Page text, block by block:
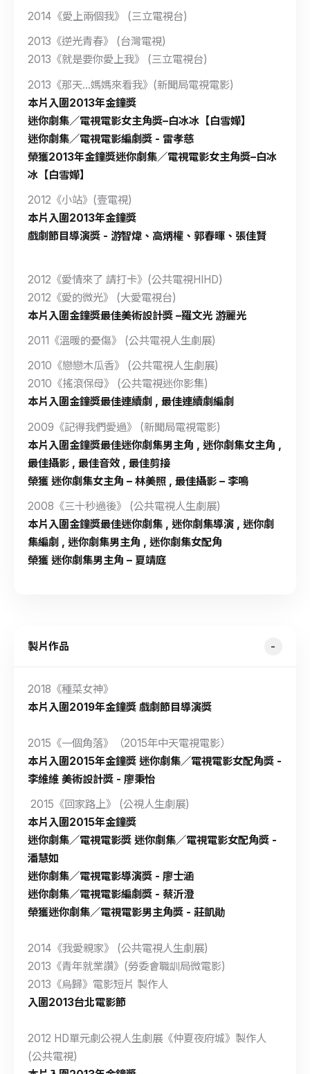
2014《愛上兩個我》 (三立電視台)
2013《逆光青春》 (台灣電視)
2013《就是要你愛上我》 (三立電視台)
2013《那天...媽媽來看我》(新聞局電視電影)
本片入圍2013年金鐘獎
迷你劇集／電視電影女主角獎–白冰冰【白雪嬅】
迷你劇集／電視電影編劇獎 - 雷孝慈
榮獲2013年金鐘獎迷你劇集／電視電影女主角獎–白冰
冰【白雪嬅】
2012《小站》(壹電視)
本片入圍2013年金鐘獎
戲劇節目導演獎 - 游智煒、高炳權、郭春暉、張佳賢
2012《愛情來了 請打卡》(公共電視HIHD)
2012《愛的微光》 (大愛電視台)
本片入圍金鐘獎最佳美術設計獎 –羅文光 游麗光
2011《溫暖的憂傷》 (公共電視人生劇展)
2010《戀戀木瓜香》 (公共電視人生劇展)
2010《搖滾保母》 (公共電視迷你影集)
本片入圍金鐘獎最佳連續劇 , 最佳連續劇編劇
2009《記得我們愛過》 (新聞局電視電影)
本片入圍金鐘獎最佳迷你劇集男主角 , 迷你劇集女主角 ,
最佳攝影 , 最佳音效 , 最佳剪接
榮獲 迷你劇集女主角 – 林美照 , 最佳攝影 – 李鳴
2008《三十秒過後》 (公共電視人生劇展)
本片入圍金鐘獎最佳迷你劇集 , 迷你劇集導演 , 迷你劇
集編劇 , 迷你劇集男主角 , 迷你劇集女配角
榮獲 迷你劇集男主角 – 夏靖庭
製片作品
2018《種菜女神》
本片入圍2019年金鐘獎 戲劇節目導演獎
2015《一個角落》（2015年中天電視電影）
本片入圍2015年金鐘獎 迷你劇集／電視電影女配角獎 -
李維維 美術設計獎 - 廖秉怡
2015《回家路上》 (公視人生劇展)
本片入圍2015年金鐘獎
迷你劇集／電視電影獎 迷你劇集／電視電影女配角獎 -
潘慧如
迷你劇集／電視電影導演獎 - 廖士涵
迷你劇集／電視電影編劇獎 - 蔡沂澄
榮獲迷你劇集／電視電影男主角獎 - 莊凱勛
2014《我愛親家》 (公共電視人生劇展)
2013《青年就業讚》(勞委會職訓局微電影)
2013《烏歸》電影短片 製作人
入圍2013台北電影節
2012 HD單元劇公視人生劇展《仲夏夜府城》製作人
(公共電視)